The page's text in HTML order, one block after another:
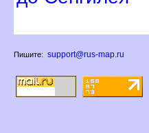
Пишите: support@rus-map.ru